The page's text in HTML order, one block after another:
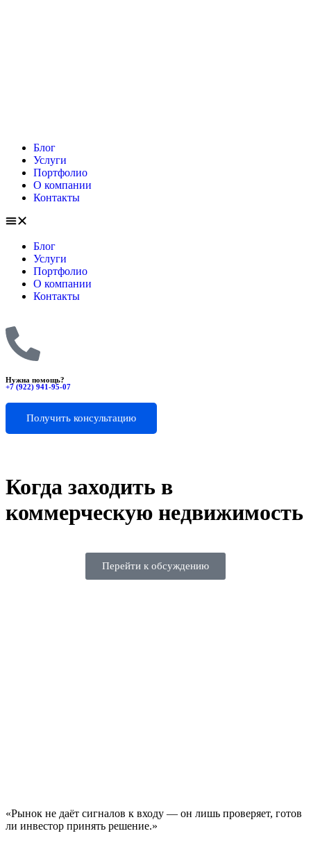
Блог
Услуги
Портфолио
О компании
Контакты
Блог
Услуги
Портфолио
О компании
Контакты
Нужна помощь?
+7 (922) 941-95-07
Получить консультацию
Когда заходить в
коммерческую недвижимость
Перейти к обсуждению
«Рынок не даёт сигналов к входу — он лишь проверяет, готов
ли инвестор принять решение.»